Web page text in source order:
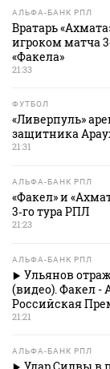
АЛЬФА-БАНК РПЛ
Вратарь
игроком матча
«Факела»
21:33
ФУТБОЛ
«Ливерпуль»
защитника
21:31
АЛЬФА-БАНК РПЛ
«Факел» и
3‑го тура РПЛ
21:23
АЛЬФА-БАНК РПЛ
Ульянов
(видео). Факел -
Российская
21:21
АЛЬФА-БАНК РПЛ